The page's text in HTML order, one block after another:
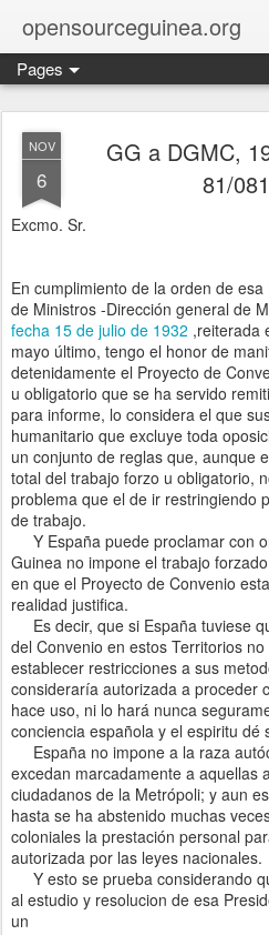
opensourceguinea.org
Pages
NOV
6
GG a DGMC,
81/
Excmo. Sr.
En cumplimiento de la orden de
de Ministros -Dirección general de
fecha 15 de julio de 1932 ,reiterada
mayo último, tengo el honor de
detenidamente el Proyecto de
u obligatorio que se ha servido
para informe, lo considera el que
humanitario que excluye toda
un conjunto de reglas que, aunque
total del trabajo forzo u obligatorio,
problema que el de ir restringiendo
de trabajo.
Y España puede proclamar con
Guinea no impone el trabajo
en que el Proyecto de Convenio
realidad justifica.
Es decir, que si España tuviese
del Convenio en estos Territorios
establecer restricciones a sus
consideraría autorizada a proceder
hace uso, ni lo hará nunca
conciencia española y el espiritu dé
España no impone a la raza
excedan marcadamente a aquellas
ciudadanos de la Metrópoli; y aun
hasta se ha abstenido muchas
coloniales la prestación personal
autorizada por las leyes nacionales.
Y esto se prueba considerando
al estudio y resolucion de esa
un